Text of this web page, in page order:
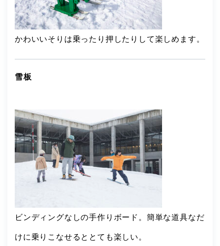
かわいいそりは乗ったり押したりして楽しめます。
雪板
ビンディングなしの手作りボード。簡単な道具なだ
けに乗りこなせるととても楽しい。